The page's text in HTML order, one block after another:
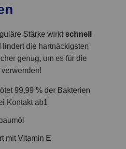
Stärke wirkt schnell
lindert die hartnäckigsten
genug, um es für die
99,99 % der Bakterien
Kontakt ab1
mit Vitamin E